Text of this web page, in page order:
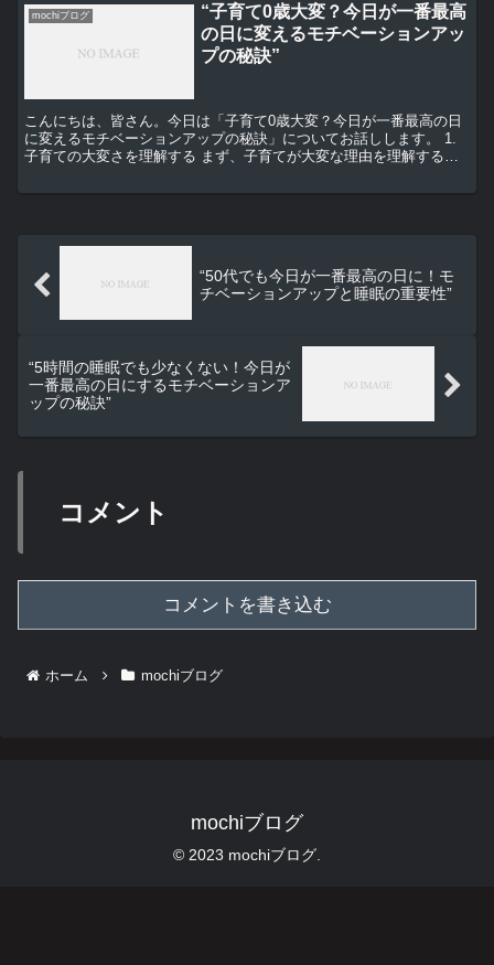
mochiブログ
“子育て0歳大変？今日が一番最高
の日に変えるモチベーションアッ
プの秘訣”
こんにちは、皆さん。今日は「子育て0歳大変？今日が一番最高の日
に変えるモチベーションアップの秘訣」についてお話しします。 1.
子育ての大変さを理解する まず、子育てが大変な理由を理解するこ
“50代でも今日が一番最高の日に！モ
チベーションアップと睡眠の重要性”
“5時間の睡眠でも少なくない！今日が
一番最高の日にするモチベーションア
ップの秘訣”
コメント
コメントを書き込む
ホーム mochiブログ
mochiブログ
© 2023 mochiブログ.